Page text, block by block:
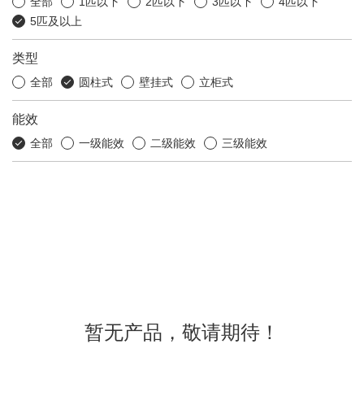
5匹及以上
类型
全部 圆柱式 壁挂式 立柜式
能效
全部 一级能效 二级能效 三级能效
暂无产品，敬请期待！